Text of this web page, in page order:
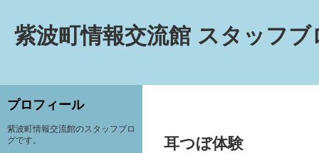
紫波町情報交流館 スタッフブ
耳つぼ体験
プロフィール
紫波町情報交流館のスタッフブロ
グです。